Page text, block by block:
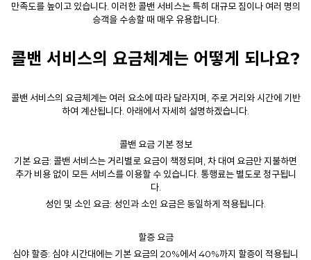
만족도를 높이고 있습니다. 이러한 콜밴 서비스는 특히 대규모 짐이나 여러 명의
승객을 수송할 때 매우 유용합니다.
콜밴 서비스의 요금체계는 어떻게 되나요?
콜밴 서비스의 요금체계는 여러 요소에 따라 달라지며, 주로 거리와 시간에 기반
하여 계산됩니다. 아래에서 자세히 설명하겠습니다.
콜밴 요금 기본 정보
기본 요금: 콜밴 서비스는 거리별로 요금이 책정되며, 차 대여 요금만 지불하면
추가 비용 없이 모든 서비스를 이용할 수 있습니다. 통행료는 별도로 청구됩니
다.
성인 및 소인 요금: 성인과 소인 요금은 동일하게 적용됩니다.
할증 요금
심야 할증: 심야 시간대에는 기본 요금의 20%에서 40%까지 할증이 적용됩니